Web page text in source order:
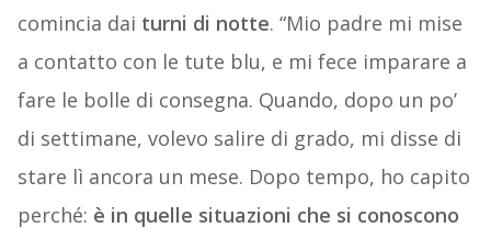
comincia dai turni di notte. “Mio padre mi mise
a contatto con le tute blu, e mi fece imparare a
fare le bolle di consegna. Quando, dopo un po’
di settimane, volevo salire di grado, mi disse di
stare lì ancora un mese. Dopo tempo, ho capito
perché: è in quelle situazioni che si conoscono